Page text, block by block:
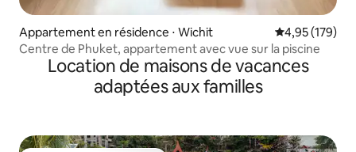
Appartement en résidence ⋅ Wichit Évaluation
4,95 (179)
Centre de Phuket, appartement avec vue sur la piscine
Location de maisons de vacances
adaptées aux familles